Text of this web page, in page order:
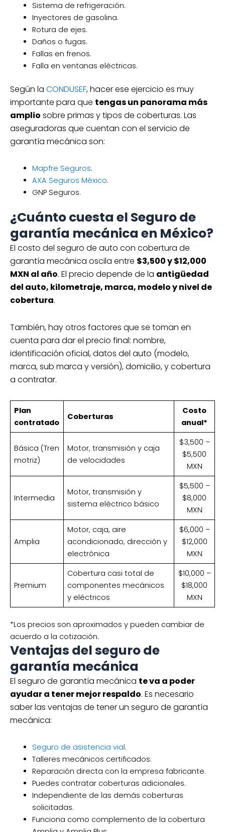
Sistema de refrigeración.
Inyectores de gasolina.
Rotura de ejes.
Daños o fugas.
Fallas en frenos.
Falla en ventanas eléctricas.
Según la CONDUSEF, hacer ese ejercicio es muy
importante para que tengas un panorama más
amplio sobre primas y tipos de coberturas. Las
aseguradoras que cuentan con el servicio de
garantía mecánica son:
Mapfre Seguros.
AXA Seguros México.
GNP Seguros.
¿Cuánto cuesta el Seguro de
garantía mecánica en México?
El costo del seguro de auto con cobertura de
garantía mecánica oscila entre $3,500 y $12,000
MXN al año. El precio depende de la antigüedad
del auto, kilometraje, marca, modelo y nivel de
cobertura.
También, hay otros factores que se toman en
cuenta para dar el precio final: nombre,
identificación oficial, datos del auto (modelo,
marca, sub marca y versión), domicilio, y cobertura
a contratar.
Plan
contratado
Coberturas
Costo
anual*
Básica (Tren
motriz)
Motor, transmisión y caja
de velocidades
$3,500 –
$5,500
MXN
Intermedia
Motor, transmisión y
sistema eléctrico básico
$5,500 –
$8,000
MXN
Amplia
Motor, caja, aire
acondicionado, dirección y
electrónica
$6,000 –
$12,000
MXN
Premium
Cobertura casi total de
componentes mecánicos
y eléctricos
$10,000 –
$18,000
MXN
*Los precios son aproximados y pueden cambiar de
acuerdo a la cotización.
Ventajas del seguro de
garantía mecánica
El seguro de garantía mecánica te va a poder
ayudar a tener mejor respaldo. Es necesario
saber las ventajas de tener un seguro de garantía
mecánica:
Seguro de asistencia vial.
Talleres mecánicos certificados.
Reparación directa con la empresa fabricante.
Puedes contratar coberturas adicionales.
Independiente de las demás coberturas
solicitadas.
Funciona como complemento de la cobertura